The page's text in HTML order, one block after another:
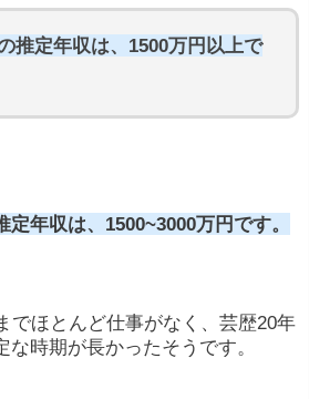
円
得ます。この額は作品の規模や
知名度によって変動します。
推定年収は、1500万円以上で
年収は、1500~3000万円です。
でほとんど仕事がなく、芸歴20年
時期が長かったそうです。